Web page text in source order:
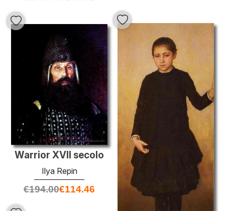
Warrior XVII secolo
Ilya Repin
€194.00€114.46